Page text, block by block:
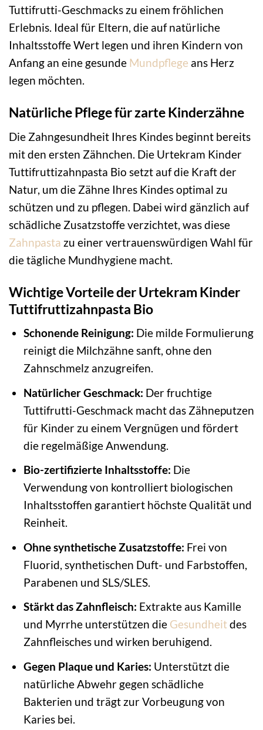
Tuttifrutti-Geschmacks zu einem fröhlichen
Erlebnis. Ideal für Eltern, die auf natürliche
Inhaltsstoffe Wert legen und ihren Kindern von
Anfang an eine gesunde Mundpflege ans Herz
legen möchten.
Natürliche Pflege für zarte Kinderzähne
Die Zahngesundheit Ihres Kindes beginnt bereits
mit den ersten Zähnchen. Die Urtekram Kinder
Tuttifruttizahnpasta Bio setzt auf die Kraft der
Natur, um die Zähne Ihres Kindes optimal zu
schützen und zu pflegen. Dabei wird gänzlich auf
schädliche Zusatzstoffe verzichtet, was diese
Zahnpasta zu einer vertrauenswürdigen Wahl für
die tägliche Mundhygiene macht.
Wichtige Vorteile der Urtekram Kinder
Tuttifruttizahnpasta Bio
Schonende Reinigung: Die milde Formulierung
reinigt die Milchzähne sanft, ohne den
Zahnschmelz anzugreifen.
Natürlicher Geschmack: Der fruchtige
Tuttifrutti-Geschmack macht das Zähneputzen
für Kinder zu einem Vergnügen und fördert
die regelmäßige Anwendung.
Bio-zertifizierte Inhaltsstoffe: Die
Verwendung von kontrolliert biologischen
Inhaltsstoffen garantiert höchste Qualität und
Reinheit.
Ohne synthetische Zusatzstoffe: Frei von
Fluorid, synthetischen Duft- und Farbstoffen,
Parabenen und SLS/SLES.
Stärkt das Zahnfleisch: Extrakte aus Kamille
und Myrrhe unterstützen die Gesundheitdes
Zahnfleisches und wirken beruhigend.
Gegen Plaque und Karies: Unterstützt die
natürliche Abwehr gegen schädliche
Bakterien und trägt zur Vorbeugung von
Karies bei.